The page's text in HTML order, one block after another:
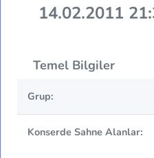
14.02.2011
Temel Bilgiler
Grup:
Konserde Sahne Alanlar: